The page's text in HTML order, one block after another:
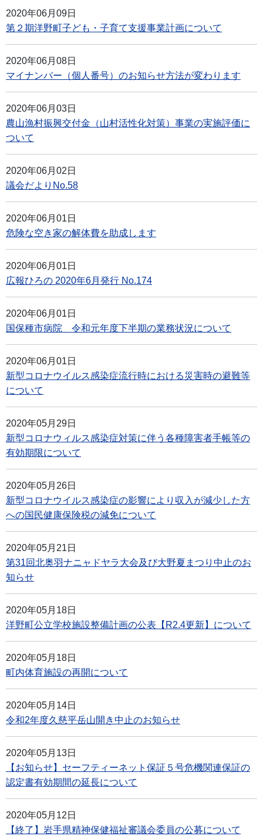
2020年06月09日
第２期洋野町子ども・子育て支援事業計画について
2020年06月08日
マイナンバー（個人番号）のお知らせ方法が変わります
2020年06月03日
農山漁村振興交付金（山村活性化対策）事業の実施評価に
ついて
2020年06月02日
議会だよりNo.58
2020年06月01日
危険な空き家の解体費を助成します
2020年06月01日
広報ひろの 2020年6月発行 No.174
2020年06月01日
国保種市病院 令和元年度下半期の業務状況について
2020年06月01日
新型コロナウイルス感染症流行時における災害時の避難等
について
2020年05月29日
新型コロナウィルス感染症対策に伴う各種障害者手帳等の
有効期限について
2020年05月26日
新型コロナウイルス感染症の影響により収入が減少した方
への国民健康保険税の減免について
2020年05月21日
第31回北奥羽ナニャドヤラ大会及び大野夏まつり中止のお
知らせ
2020年05月18日
洋野町公立学校施設整備計画の公表【R2.4更新】について
2020年05月18日
町内体育施設の再開について
2020年05月14日
令和2年度久慈平岳山開き中止のお知らせ
2020年05月13日
【お知らせ】セーフティーネット保証５号危機関連保証の
認定書有効期間の延長について
2020年05月12日
【終了】岩手県精神保健福祉審議会委員の公募について